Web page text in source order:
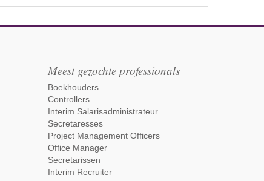
Meest gezochte professionals
Boekhouders
Controllers
Interim Salarisadministrateur
Secretaresses
Project Management Officers
Office Manager
Secretarissen
Interim Recruiter